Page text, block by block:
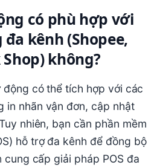
có phù hợp với
kênh (Shopee,
không?
động có thể tích hợp với các
in nhãn vận đơn, cập nhật
nhiên, bạn cần phần mềm
hỗ trợ đa kênh để đồng bộ
cung cấp giải pháp POS đa